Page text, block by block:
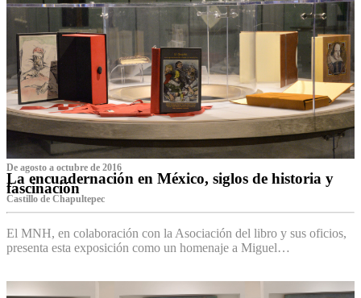
De agosto a octubre de 2016
La encuadernación en México, siglos de historia y
fascinación
Castillo de Chapultepec
El MNH, en colaboración con la Asociación del libro y sus oficios,
presenta esta exposición como un homenaje a Miguel…